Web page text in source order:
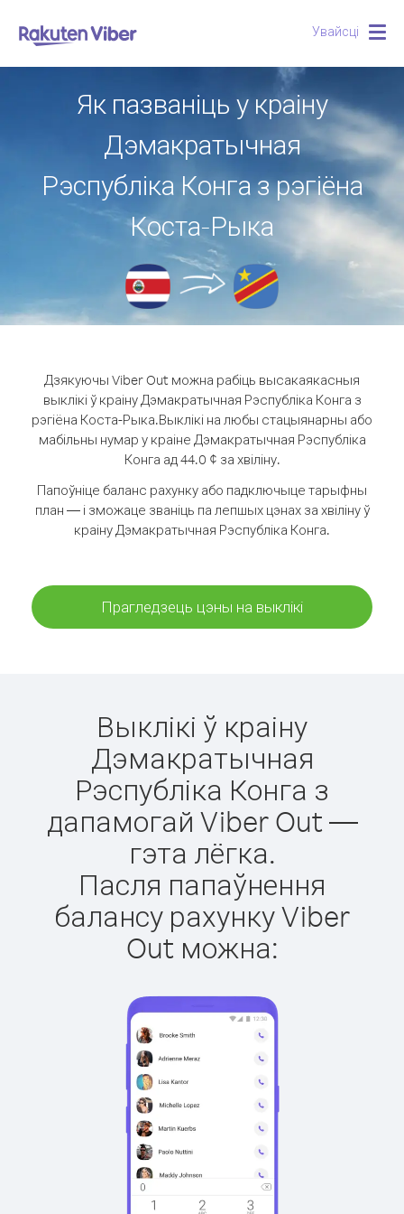
Увайсці
Як пазваніць у краіну
Дэмакратычная
Рэспубліка Конга з рэгіёна
Коста-Рыка
Дзякуючы Viber Out можна рабіць высакаякасныя
выклікі ў краіну Дэмакратычная Рэспубліка Конга з
рэгіёна Коста-Рыка.Выклікі на любы стацыянарны або
мабільны нумар у краіне Дэмакратычная Рэспубліка
Конга ад 44.0 ¢ за хвіліну.
Папоўніце баланс рахунку або падключыце тарыфны
план — і зможаце званіць па лепшых цэнах за хвіліну ў
краіну Дэмакратычная Рэспубліка Конга.
Прагледзець цэны на выклікі
Выклікі ў краіну
Дэмакратычная
Рэспубліка Конга з
дапамогай Viber Out —
гэта лёгка.
Пасля папаўнення
балансу рахунку Viber
Out можна: